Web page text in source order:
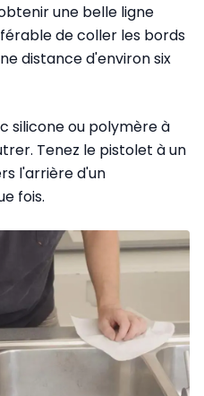
une belle ligne
de coller les bords
distance d'environ six
silicone ou polymère à
Tenez le pistolet à un
l'arrière d'un
fois.